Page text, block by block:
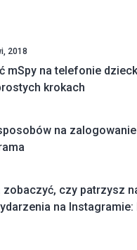
2018
mSpy na telefonie
krokach
na
czy patrzysz
na Instagramie: